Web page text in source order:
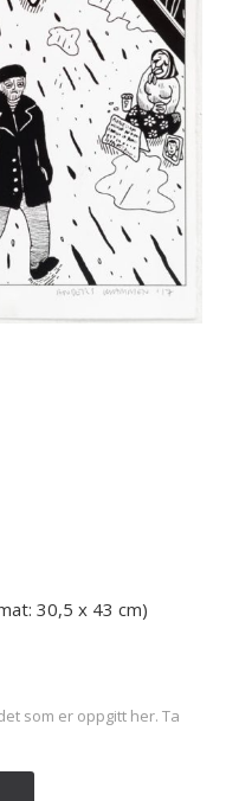
30,5 x 43 cm)
som er oppgitt her. Ta